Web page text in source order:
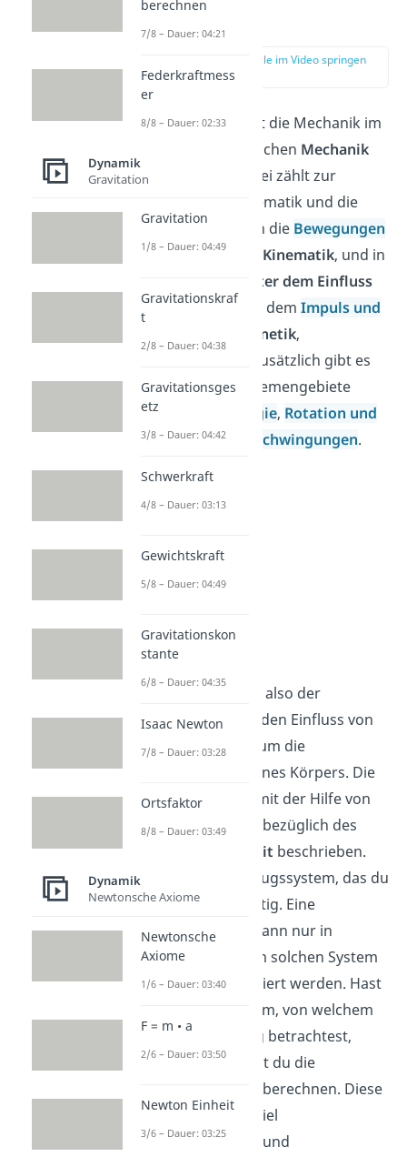
Dynamik
zur Stelle im Video springen
(01:04)
Für den Artikel ist die Mechanik im
Sinne der technischen Mechanik
gegliedert. Hierbei zählt zur
Dynamik die Kinematik und die
Kinetik. Es wird in die Bewegungen
ohne Kräfte
Kinematik, und in
Bewegungen unter dem Einfluss
von Kräften, also dem Impuls und
Kinetik,
unterschieden. Zusätzlich gibt es
aber noch die Themengebiete
Arbeit und Energie, Rotation und
Trägheit, sowie Schwingungen.
Kinematik
In der Kinematik, also der
Bewegung ohne den Einfluss von
Kräften, geht es um die
Fortbewegung eines Körpers. Die
Bewegung wird mit der Hilfe von
Zustandsgrößen bezüglich des
Zeit beschrieben.
Dabei ist das Bezugssystem, das du
verwendest wichtig. Eine
Zustandsgröße kann nur in
Relation zu einem solchen System
sinnvoll interpretiert werden. Hast
du nun das System, von welchem
du die Bewegung betrachtest,
festgelegt, kannst du die
Zustandsgrößen berechnen. Diese
wären zum Beispiel
Geschwindigkeit und
berechnen
7/8 – Dauer: 04:21
Federkraftmess
er
8/8 – Dauer: 02:33
Dynamik
Gravitation
Gravitation
1/8 – Dauer: 04:49
Gravitationskraf
t
2/8 – Dauer: 04:38
Gravitationsges
etz
3/8 – Dauer: 04:42
Schwerkraft
4/8 – Dauer: 03:13
Gewichtskraft
5/8 – Dauer: 04:49
Gravitationskon
stante
6/8 – Dauer: 04:35
Isaac Newton
7/8 – Dauer: 03:28
Ortsfaktor
8/8 – Dauer: 03:49
Dynamik
Newtonsche Axiome
Newtonsche
Axiome
1/6 – Dauer: 03:40
F = m • a
2/6 – Dauer: 03:50
Newton Einheit
3/6 – Dauer: 03:25